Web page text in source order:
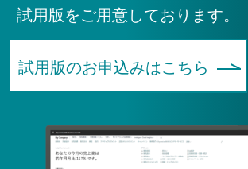
試用版をご用意しております。
試用版のお申込みはこちら